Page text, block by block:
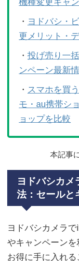
機種変更キャ
・ ヨドバシ・
更メリット・
・ 投げ売り一
ンペーン最新
・ スマホを買
モ・au携帯シ
ョップを比較
本記事
ヨドバシカ
法：セールと
ヨドバシカメラ
やキャンペーン
お得に手に入れる